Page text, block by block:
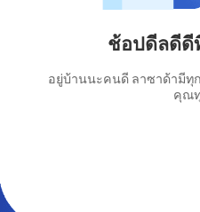
ช้อปดีลดีดี
อยู่บ้านนะคนดี ลาซาด้ามีทุ
คุณ